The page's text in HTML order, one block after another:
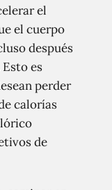
el
el cuerpo
después
es
perder
calorías
de